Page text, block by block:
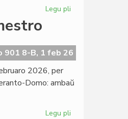
Legu pli
tenisas
en
Universala
901 8-B, 1 feb 26
2026, per
Domo: ambaŭ
Legu pli